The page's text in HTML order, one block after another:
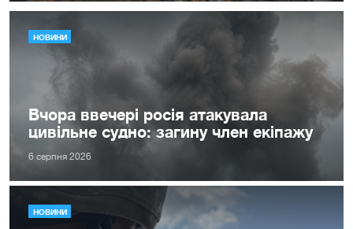
НОВИНИ
Вчора ввечері росія атакувала
цивільне судно: загину член екіпажу
6 серпня 2026
НОВИНИ